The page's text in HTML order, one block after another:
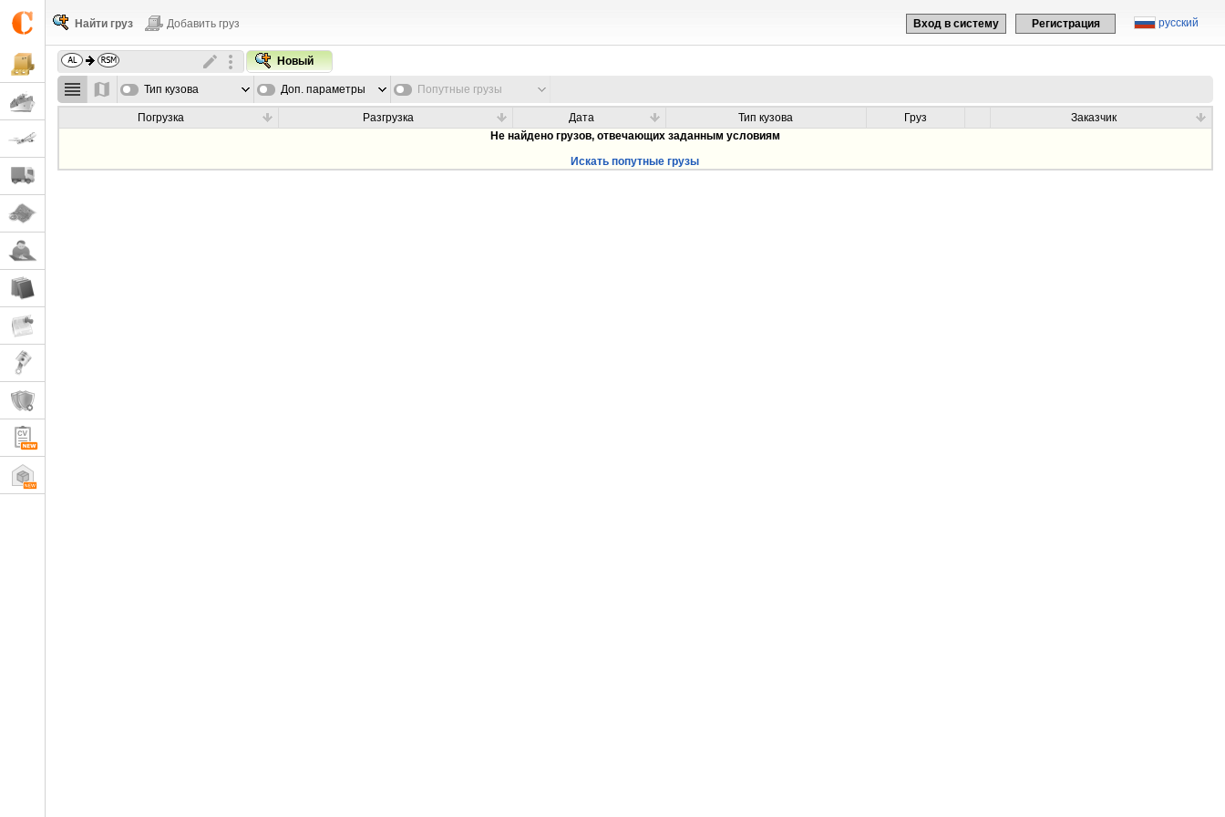
русский
Вход в систему Регистрация
Найти груз Добавить груз
Новый
Тип кузова Доп. параметры Попутные грузы
Погрузка Разгрузка Дата Тип кузова Груз
Заказчик
Не найдено грузов, отвечающих заданным условиям
Искать попутные грузы